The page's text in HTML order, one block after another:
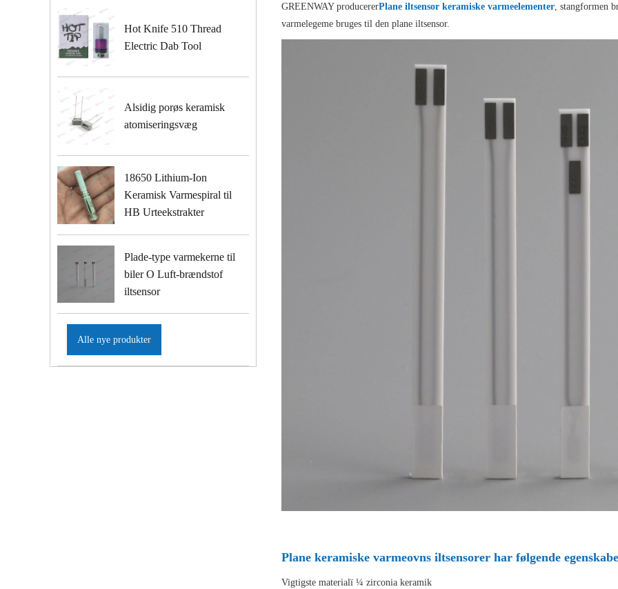
Hot Knife 510 Thread
Electric Dab Tool
Alsidig porøs keramisk
atomiseringsvæg
18650 Lithium-Ion
Keramisk Varmespiral til
HB Urteekstrakter
Plade-type varmekerne til
biler O Luft-brændstof
iltsensor
Alle nye produkter
GREENWAY producererPlane iltsensor keramiske varmeelementer , stangformen
varmelegeme bruges til den plane iltsensor.
Plane keramiske varmeovns iltsensorer har følgende
Vigtigste materialï ¼ zirconia keramik